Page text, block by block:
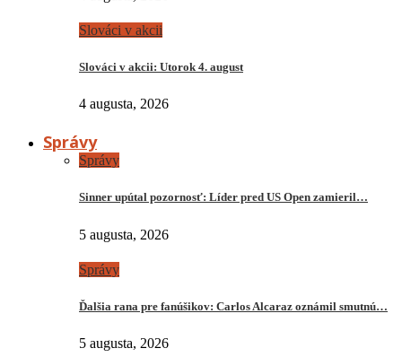
Slováci v akcii
Slováci v akcii: Utorok 4. august
4 augusta, 2026
Správy
Správy
Sinner upútal pozornosť: Líder pred US Open zamieril…
5 augusta, 2026
Správy
Ďalšia rana pre fanúšikov: Carlos Alcaraz oznámil smutnú…
5 augusta, 2026